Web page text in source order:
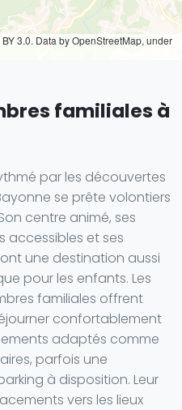
3.0. Data by OpenStreetMap, under
familiales à
par les découvertes
se prête volontiers
centre animé, ses
accessibles et ses
une destination aussi
pour les enfants. Les
familiales offrent
confortablement
adaptés comme
parfois une
à disposition. Leur
vers les lieux